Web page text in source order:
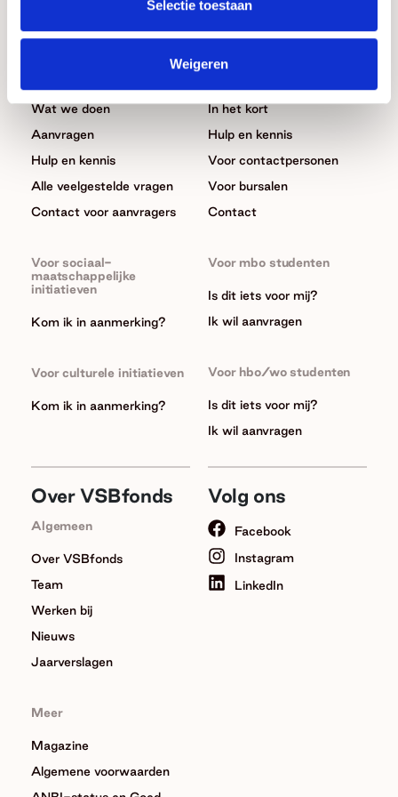
Selectie toestaan
Weigeren
Donaties
Wat we doen
Aanvragen
Hulp en kennis
Alle veelgestelde vragen
Contact voor aanvragers
Voor sociaal-
maatschappelijke
initiatieven
Kom ik in aanmerking?
Voor culturele initiatieven
Kom ik in aanmerking?
Beurzen
In het kort
Hulp en kennis
Voor contactpersonen
Voor bursalen
Contact
Voor mbo studenten
Is dit iets voor mij?
Ik wil aanvragen
Voor hbo/wo studenten
Is dit iets voor mij?
Ik wil aanvragen
Over VSBfonds
Algemeen
Over VSBfonds
Team
Werken bij
Nieuws
Jaarverslagen
Meer
Magazine
Algemene voorwaarden
Volg ons
Facebook
Instagram
LinkedIn